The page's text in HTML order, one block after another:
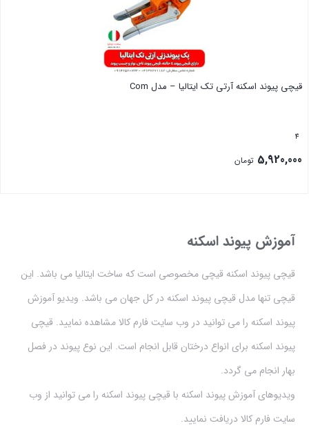
قیچی پیوند اسکنه آرتی تک ایتالیا – مدل Com
4
5,920,000 تومان
آموزش پیوند اسکنه
قیچی پیوند اسکنه قیچی مخصوصی است که ساخت ایتالیا می باشد. این
قیچی تنها مدل قیچی پیوند اسکنه در کل جهان می باشد. ویدیو آموزش
پیوند اسکنه را می توانید در وب سایت فارم کالا مشاهده نمایید. قیچی
پیوند اسکنه برای انواع درختان قابل انجام است. این نوع پیوند در فصل
بهار انجام می گردد.
ویدیوهای آموزش پیوند اسکنه با قیچی پیوند اسکنه را می توانید از وب
سایت فارم کالا دریافت نمایید.